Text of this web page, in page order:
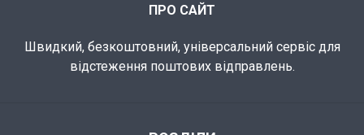
ПРО САЙТ
Швидкий, безкоштовний, універсальний сервіс для
відстеження поштових відправлень.